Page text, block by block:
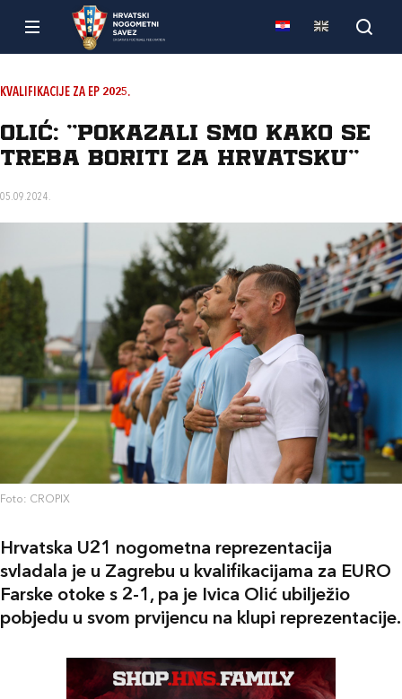
KVALIFIKACIJE ZA EP 2025.
Olić: "Pokazali smo kako se
treba boriti za Hrvatsku"
05.09.2024.
Foto: CROPIX
Hrvatska U21 nogometna reprezentacija
svladala je u Zagrebu u kvalifikacijama za EURO
Farske otoke s 2-1, pa je Ivica Olić ubilježio
pobjedu u svom prvijencu na klupi reprezentacije.